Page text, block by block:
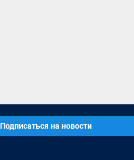
Подписаться на новости